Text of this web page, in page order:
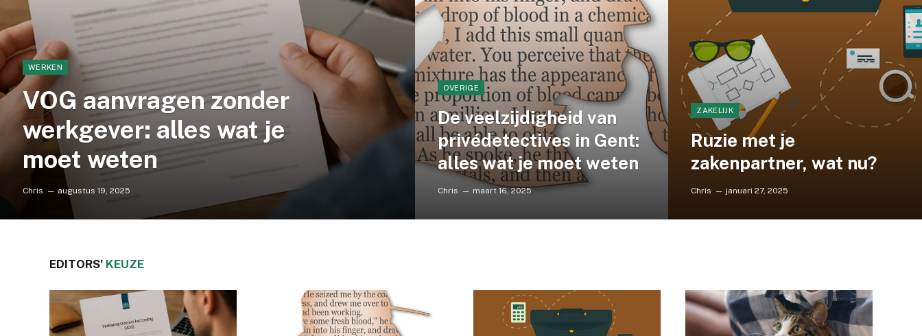
WERKEN
VOG aanvragen zonder
werkgever: alles wat je
moet weten
Chris augustus 19, 2025
OVERIGE
De veelzijdigheid van
privédetectives in Gent:
alles wat je moet weten
Chris maart 16, 2025
ZAKELIJK
Ruzie met je
zakenpartner, wat nu?
Chris januari 27, 2025
EDITORS' KEUZE